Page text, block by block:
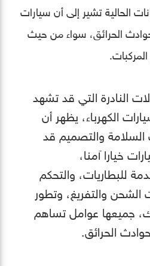
الحالية تشير إلى أن سيارات
الحرائق، سواء من حيث
النادرة التي قد تشهد
الكهرباء، يظهر أن
السلامة والتصميم قد
خيارا آمنا،
للبطاريات، والتحكم
والتفريغ، وتطور
جميعها عوامل تساهم
الحرائق.